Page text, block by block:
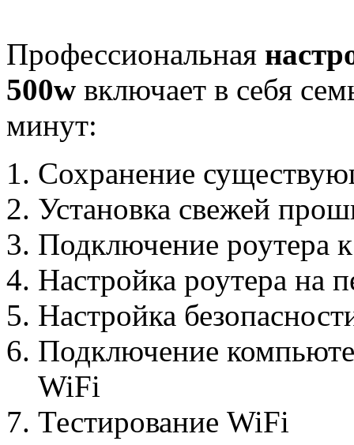
Профессиональная
500w включает в себя
минут:
Сохранение
Установка свежей
Подключение роутера
Настройка роутера на
Настройка
Подключение
WiFi
Тестирование WiFi